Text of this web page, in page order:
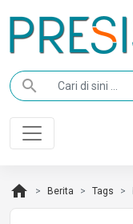
search
home Berita Tags